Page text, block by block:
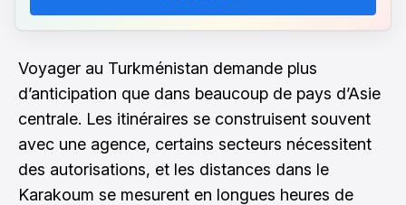
Voyager au Turkménistan demande plus
d’anticipation que dans beaucoup de pays d’Asie
centrale. Les itinéraires se construisent souvent
avec une agence, certains secteurs nécessitent
des autorisations, et les distances dans le
Karakoum se mesurent en longues heures de